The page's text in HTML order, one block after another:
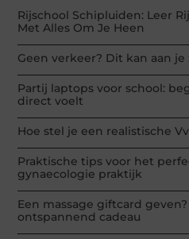
Rijschool Schipluiden: Leer
Met Alles Om Je Heen
Geen verkeer? Dit kan aan
Partij laptops voor school:
direct voelt
Hoe stel je een realistische
Praktische tips voor het
gynaecologie praktijk
Een massage giftcard
ontspannend cadeau